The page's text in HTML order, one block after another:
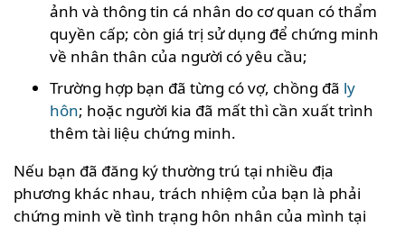
ảnh và thông tin cá nhân do cơ quan có thẩm
quyền cấp; còn giá trị sử dụng để chứng minh
về nhân thân của người có yêu cầu;
Trường hợp bạn đã từng có vợ, chồng đã ly
hôn; hoặc người kia đã mất thì cần xuất trình
thêm tài liệu chứng minh.
Nếu bạn đã đăng ký thường trú tại nhiều địa
phương khác nhau, trách nhiệm của bạn là phải
chứng minh về tình trạng hôn nhân của mình tại